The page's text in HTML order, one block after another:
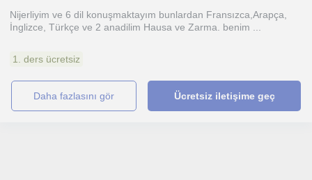
Nijerliyim ve 6 dil konuşmaktayım bunlardan Fransızca,Arapça,
İnglizce, Türkçe ve 2 anadilim Hausa ve Zarma. benim ...
1. ders ücretsiz
daha fazlasını gör Ücretsiz iletişime geç